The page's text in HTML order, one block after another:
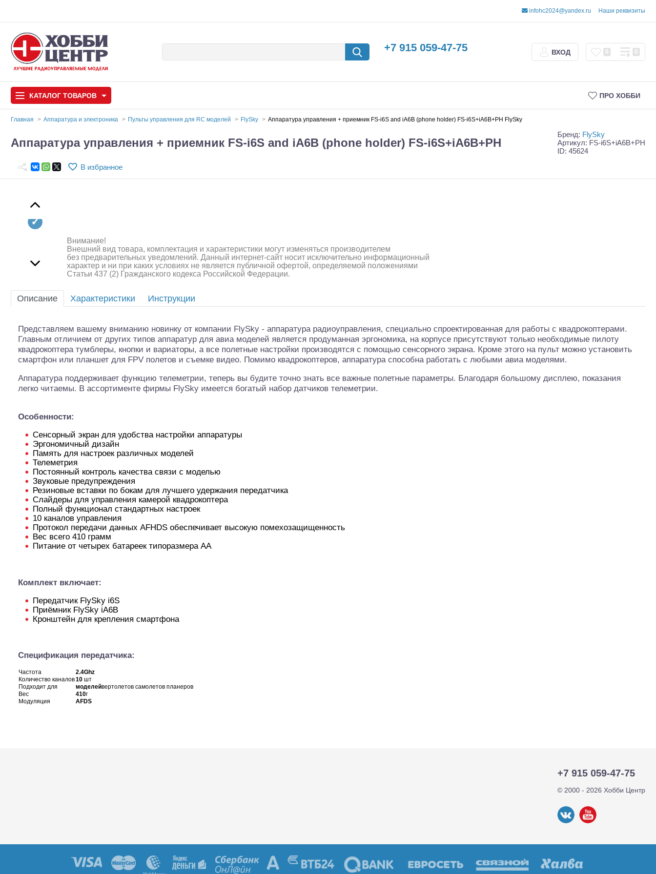
infohc2024@yandex.ru Наши реквизиты
+7 915 059-47-75 ВХОД 0 0
КАТАЛОГ ТОВАРОВ ПРО ХОББИ
Игрушки
Квадрокоптеры
Конструкторы
Аккумуляторы и батарейки
питания
Двигатели
Инструмент,измерительные
Оптовая продажа запчастей
Автомодели для сборки
Машины с
Трофи Шорт-корсы
Шоссейки/дрифт/ралли Багги/трагги
Главная Аппаратура и электроника Пульты управления для RC моделей FlySky Аппаратура управления + приемник FS-i6S and iA6B (phone holder) FS-i6S+iA6B+PH FlySky
Аппаратура управления + приемник FS-i6S and iA6B (phone holder) FS-i6S+iA6B+PH
Бренд: FlySky
Артикул: FS-i6S+iA6B+PH
ID: 45624
В избранное
Внимание!
Внешний вид товара, комплектация и характеристики могут изменяться производителем
без предварительных уведомлений. Данный интернет-сайт носит исключительно информационный
характер и ни при каких условиях не является публичной офертой, определяемой положениями
Статьи 437 (2) Гражданского кодекса Российской Федерации.
Описание Характеристики Инструкции
Представляем вашему вниманию новинку от компании FlySky - аппаратура радиоуправления, специально спроектированная для работы с квадрокоптерами.
Главным отличием от других типов аппаратур для авиа моделей является продуманная эргономика, на корпусе присутствуют только необходимые пилоту
квадрокоптера тумблеры, кнопки и вариаторы, а все полетные настройки производятся с помощью сенсорного экрана. Кроме этого на пульт можно установить
смартфон или планшет для FPV полетов и съемке видео. Помимо квадрокоптеров, аппаратура способна работать с любыми авиа моделями.
Аппаратура поддерживает функцию телеметрии, теперь вы будите точно знать все важные полетные параметры. Благодаря большому дисплею, показания
легко читаемы. В ассортименте фирмы FlySky имеется богатый набор датчиков телеметрии.
Особенности:
Сенсорный экран для удобства настройки аппаратуры
Эргономичный дизайн
Память для настроек различных моделей
Телеметрия
Постоянный контроль качества связи с моделью
Звуковые предупреждения
Резиновые вставки по бокам для лучшего удержания передатчика
Слайдеры для управления камерой квадрокоптера
Полный функционал стандартных настроек
10 каналов управления
Протокол передачи данных AFHDS обеспечивает высокую помехозащищенность
Вес всего 410 грамм
Питание от четырех батареек типоразмера АА
Комплект включает:
Передатчик FlySky i6S
Приёмник FlySky iA6B
Кронштейн для крепления смартфона
Спецификация передатчика:
Частота
2.4Ghz
Количество каналов10 шт
Подходит для
моделейвертолетов самолетов планеров
Вес
410г
Модуляция
AFDS
+7 915 059-47-75
© 2000 - 2026 Хобби Центр